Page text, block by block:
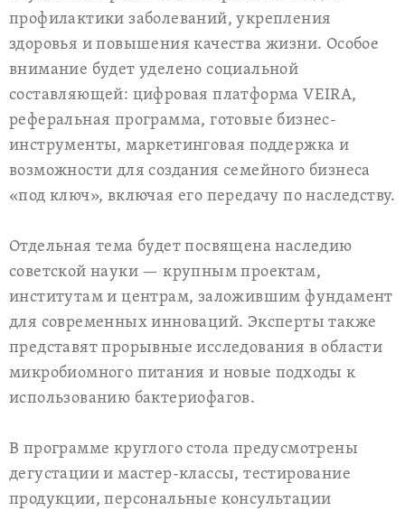
профилактики заболеваний, укрепления
здоровья и повышения качества жизни. Особое
внимание будет уделено социальной
составляющей: цифровая платформа VEIRA,
реферальная программа, готовые бизнес-
инструменты, маркетинговая поддержка и
возможности для создания семейного бизнеса
«под ключ», включая его передачу по наследству.
Отдельная тема будет посвящена наследию
советской науки — крупным проектам,
институтам и центрам, заложившим фундамент
для современных инноваций. Эксперты также
представят прорывные исследования в области
микробиомного питания и новые подходы к
использованию бактериофагов.
В программе круглого стола предусмотрены
дегустации и мастер-классы, тестирование
продукции, персональные консультации